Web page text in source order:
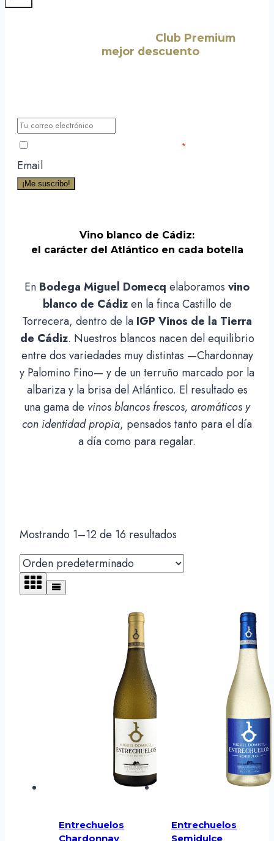
Club Premium
mejor descuentopara tu
*
Email
¡Me suscribo!
Vino blanco de Cádiz:
el carácter del Atlántico en cada botella
En Bodega Miguel Domecq elaboramos vino
blanco de Cádizen la finca Castillo de
Torrecera, dentro de la IGP Vinos de la Tierra
de Cádiz. Nuestros blancos nacen del equilibrio
entre dos variedades muy distintas —Chardonnay
y Palomino Fino— y de un terruño marcado por la
albariza y la brisa del Atlántico. El resultado es
una gama de vinos blancos frescos, aromáticos y
con identidad propia, pensados tanto para el día
a día como para regalar.
Mostrando 1–12 de 16 resultados
Entrechuelos
Chardonnay
Entrechuelos
Semidulce